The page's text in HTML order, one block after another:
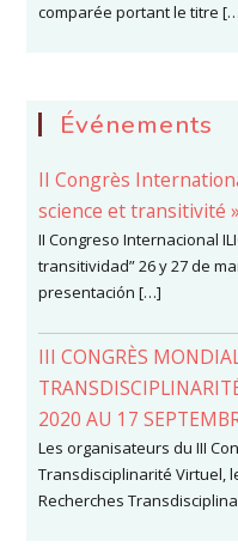
comparée portant le titre
Événements
II Congrès
science et transitivité »
II Congreso Internacional
transitividad” 26 y 27 de
presentación […]
III CONGRÈS
2020 AU 17
Les organisateurs du III
Transdisciplinarité Virtuel,
Recherches